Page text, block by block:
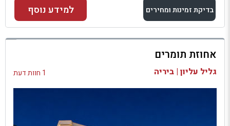
בדיקת זמינות ומחירים
למתחם זה
בדיקת זמינות ומחירים
למידע נוסף
אחוזת תומרים
גליל עליון | ביריה 1 חוות דעת